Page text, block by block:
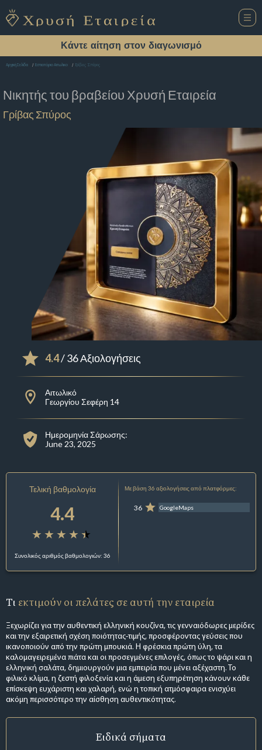
Κάντε αίτηση στον διαγωνισμό
Αρχική Σελίδα Εστιατόριο Αιτωλικο Γρίβας Σπύρος
Νικητής του βραβείου Χρυσή Εταιρεία
Γρίβας Σπύρος
4.4/ 36 Αξιολογήσεις
Αιτωλικό
Γεωργίου Σεφέρη 14
Ημερομηνία Σάρωσης:
June 23, 2025
Τελική βαθμολογία
4.4
Συνολικός αριθμός βαθμολογιών: 36
Με βάση 36 αξιολογήσεις από πλατφόρμες:
36 GoogleMaps
Τι εκτιμούν οι πελάτες σε αυτή την εταιρεία
Ξεχωρίζει για την αυθεντική ελληνική κουζίνα, τις γενναιόδωρες μερίδες
και την εξαιρετική σχέση ποιότητας-τιμής, προσφέροντας γεύσεις που
ικανοποιούν από την πρώτη μπουκιά. Η φρέσκια πρώτη ύλη, τα
καλομαγειρεμένα πιάτα και οι προσεγμένες επιλογές, όπως το ψάρι και η
ελληνική σαλάτα, δημιουργούν μια εμπειρία που μένει αξέχαστη. Το
φιλικό κλίμα, η ζεστή φιλοξενία και η άμεση εξυπηρέτηση κάνουν κάθε
επίσκεψη ευχάριστη και χαλαρή, ενώ η τοπική ατμόσφαιρα ενισχύει
ακόμη περισσότερο την αίσθηση αυθεντικότητας.
Ειδικά σήματα